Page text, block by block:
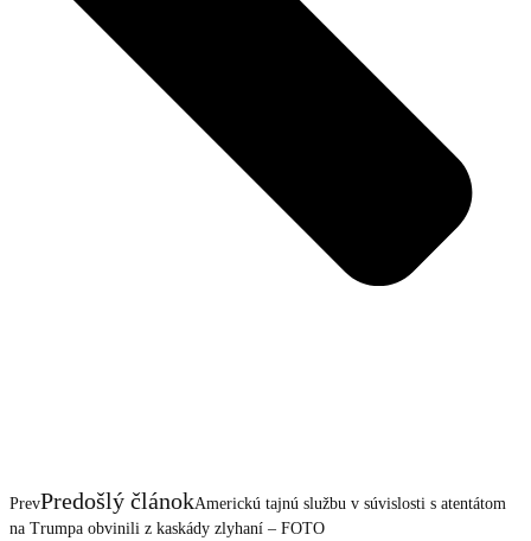
PrevPredošlý článokAmerickú tajnú službu v súvislosti s atentátom
na Trumpa obvinili z kaskády zlyhaní – FOTO